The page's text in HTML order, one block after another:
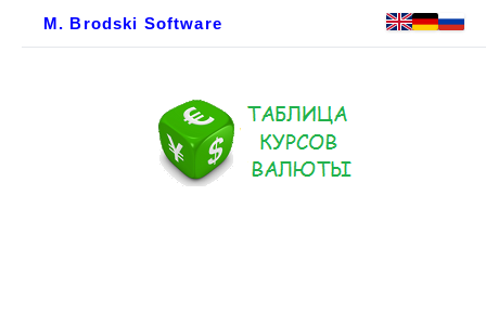
M. Brodski Software